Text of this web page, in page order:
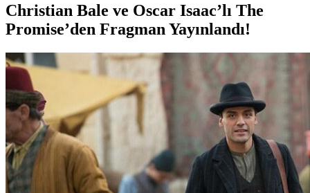
Christian Bale ve Oscar Isaac’lı The
Promise’den Fragman Yayınlandı!